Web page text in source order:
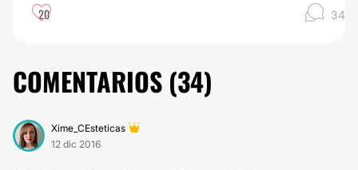
20 34
COMENTARIOS (34)
Xime_CEsteticas
12 dic 2016